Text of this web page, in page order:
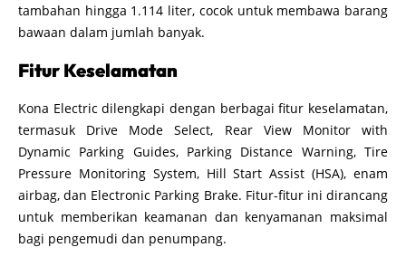
tambahan hingga 1.114 liter, cocok untuk membawa barang
bawaan dalam jumlah banyak.
Fitur Keselamatan
Kona Electric dilengkapi dengan berbagai fitur keselamatan,
termasuk Drive Mode Select, Rear View Monitor with
Dynamic Parking Guides, Parking Distance Warning, Tire
Pressure Monitoring System, Hill Start Assist (HSA), enam
airbag, dan Electronic Parking Brake. Fitur-fitur ini dirancang
untuk memberikan keamanan dan kenyamanan maksimal
bagi pengemudi dan penumpang.